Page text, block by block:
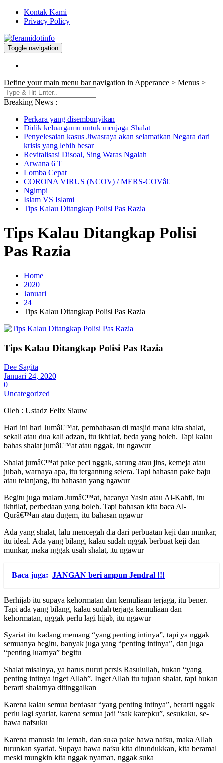
Kontak Kami
Privacy Policy
Jeramidotinfo
Berita dan Informasi Terkini
Toggle navigation
Define your main menu bar navigation in Apperance > Menus >
Breaking News :
Perkara yang disembunyikan
Didik keluargamu untuk menjaga Shalat
Penyelesaian kasus Jiwasraya akan selamatkan Negara dari
krisis yang lebih besar
Revitalisasi Disoal, Sing Waras Ngalah
Arwana 6 T
Lomba Cepat
CORONA VIRUS (NCOV) / MERS-COVâ€¦
Ngimpi
Islam VS Islami
Tips Kalau Ditangkap Polisi Pas Razia
Tips Kalau Ditangkap Polisi
Pas Razia
Home
2020
Januari
24
Tips Kalau Ditangkap Polisi Pas Razia
Tips Kalau Ditangkap Polisi Pas Razia
Dee Sagita
Januari 24, 2020
0
Uncategorized
Oleh : Ustadz Felix Siauw
Hari ini hari Jumâ€™at, pembahasan di masjid mana kita shalat,
sekali atau dua kali adzan, itu ikhtilaf, beda yang boleh. Tapi kalau
bahas shalat jumâ€™at atau nggak, itu ngawur
Shalat jumâ€™at pake peci nggak, sarung atau jins, kemeja atau
jubah, warnaya apa, itu tergantung selera. Tapi bahasan pake baju
atau telanjang, itu bahasan yang ngawur
Begitu juga malam Jumâ€™at, bacanya Yasin atau Al-Kahfi, itu
ikhtilaf, perbedaan yang boleh. Tapi bahasan kita baca Al-
Qurâ€™an atau dugem, itu bahasan ngawur
Ada yang shalat, lalu mencegah dia dari perbuatan keji dan munkar,
itu ideal. Ada yang bilang, kalau sudah nggak berbuat keji dan
munkar, maka nggak usah shalat, itu ngawur
Baca juga: JANGAN beri ampun Jendral !!!
Berhijab itu supaya kehormatan dan kemuliaan terjaga, itu bener.
Tapi ada yang bilang, kalau sudah terjaga kemuliaan dan
kehormatan, nggak perlu lagi hijab, itu ngawur
Syariat itu kadang memang “yang penting intinya”, tapi ya nggak
semuanya begitu, banyak juga yang “penting intinya”, dan juga
“penting luarnya” begitu
Shalat misalnya, ya harus nurut persis Rasulullah, bukan “yang
penting intinya inget Allah”. Inget Allah itu tujuan shalat, tapi bukan
berarti shalatnya ditinggalkan
Karena kalau semua berdasar “yang penting intinya”, berarti nggak
perlu lagi syariat, karena semua jadi “sak karepku”, sesukaku, se-
hawa nafsuku
Karena manusia itu lemah, dan suka pake hawa nafsu, maka Allah
turunkan syariat. Supaya hawa nafsu kita ditundukkan, kita beramal
meski mungkin kita nggak nyaman, nggak suka